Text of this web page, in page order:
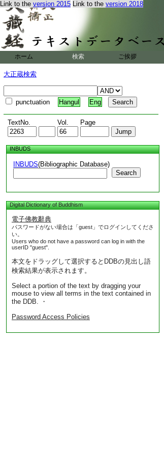
Link to the version 2015 Link to the version 2018
ホーム 検索 ご挨拶
大正蔵検索
punctuation Hangul Eng
TextNo. Vol. Page
INBUDS
INBUDS(Bibliographic Database)
Search
Digital Dictionary of Buddhism
電子佛教辭典
パスワードがない場合は「guest」でログインしてくださ
い。
Users who do not have a password can log in with the
userID "guest".
本文をドラッグして選択するとDDBの見出し語
検索結果が表示されます。
Select a portion of the text by dragging your
mouse to view all terms in the text contained in
the DDB. ・
Password Access Policies